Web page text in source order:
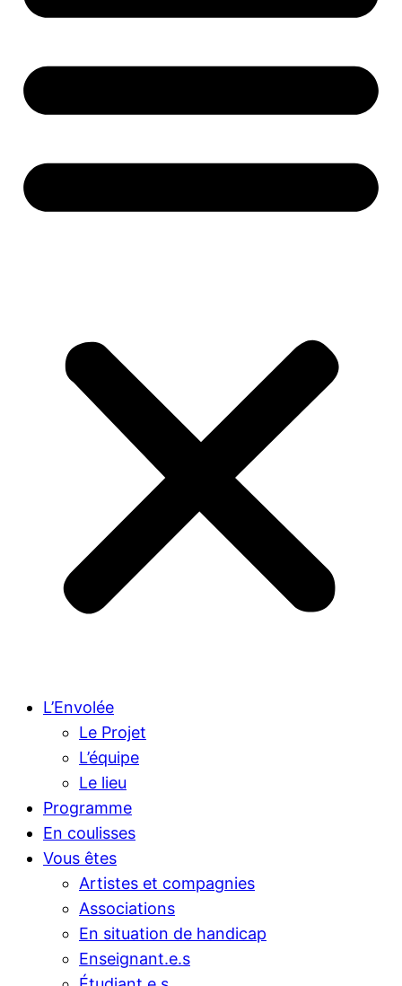
L’Envolée
Le Projet
L’équipe
Le lieu
Programme
En coulisses
Vous êtes
Artistes et compagnies
Associations
En situation de handicap
Enseignant.e.s